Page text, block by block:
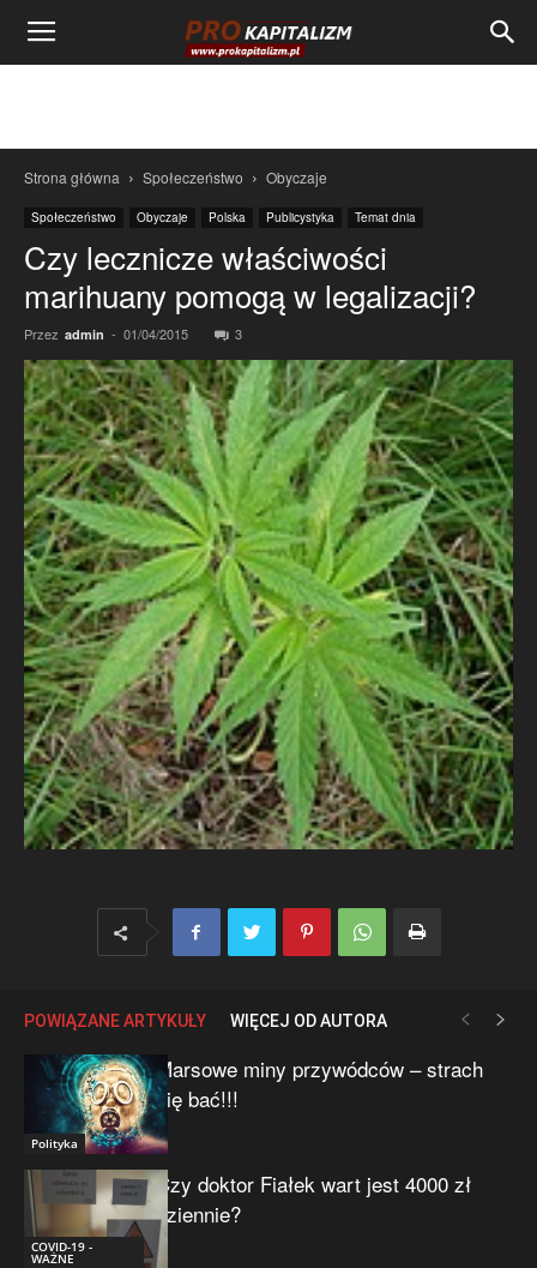
Strona główna Społeczeństwo Obyczaje
Społeczeństwo Obyczaje Polska Publicystyka Temat dnia
Czy lecznicze właściwości
marihuany pomogą w legalizacji?
Przez admin - 01/04/2015 3
POWIĄZANE ARTYKUŁY WIĘCEJ OD AUTORA
Polityka
Marsowe miny przywódców – strach
się bać!!!
COVID-19 -
WAŻNE
Czy doktor Fiałek wart jest 4000 zł
dziennie?